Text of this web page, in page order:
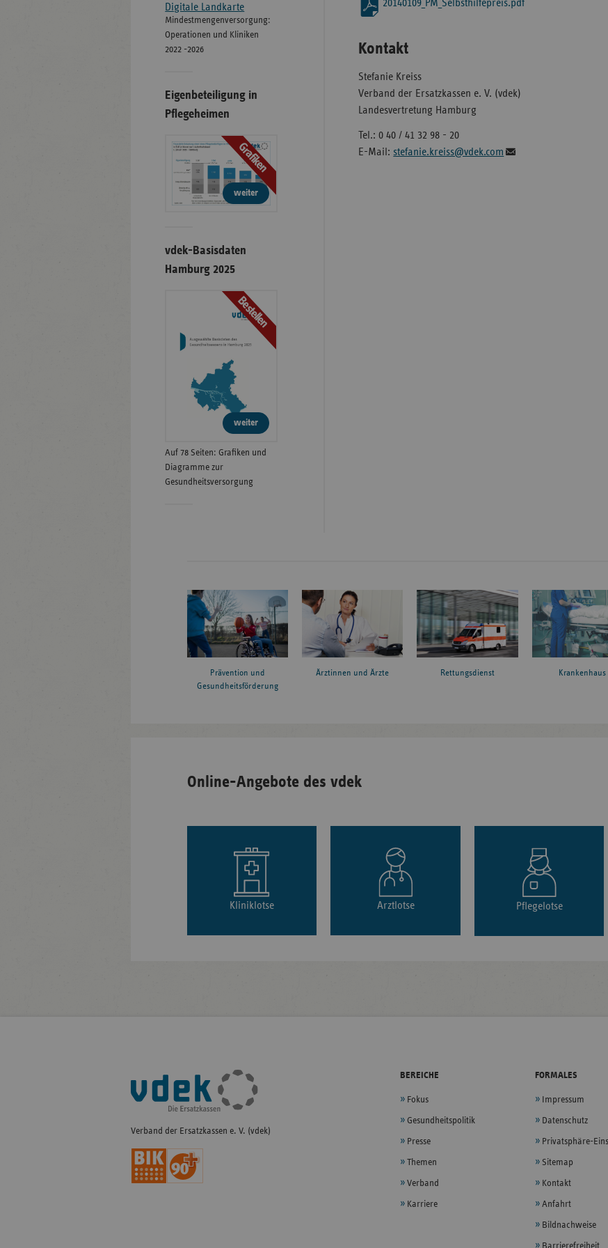
20140109_PM_Selbsthilfepreis.pdf
Kontakt
Stefanie Kreiss
Verband der Ersatzkassen e. V. (vdek)
Landesvertretung Hamburg
Tel.: 0 40 / 41 32 98 - 20
E-Mail: stefanie.kreiss@vdek.com
Digitale Landkarte
Mindestmengenversorgung:
Operationen und Kliniken
2022 -2026
Eigenbeteiligung in
Pflegeheimen
Grafiken
weiter
vdek-Basisdaten
Hamburg 2025
Bestellen
weiter
Auf 78 Seiten: Grafiken und
Diagramme zur
Gesundheitsversorgung
Prävention und
Gesundheitsförderung
Ärztinnen und Ärzte Rettungsdienst Krankenhaus
Online-Angebote des vdek
Kliniklotse Arztlotse Pflegelotse
Fußleisten-
Navigation
Verband der Ersatzkassen e. V. (vdek)
BEREICHE
Fokus
Gesundheitspolitik
Presse
Themen
Verband
Karriere
FORMALES
Impressum
Datenschutz
Privatsphäre-
Sitemap
Kontakt
Anfahrt
Bildnachweise